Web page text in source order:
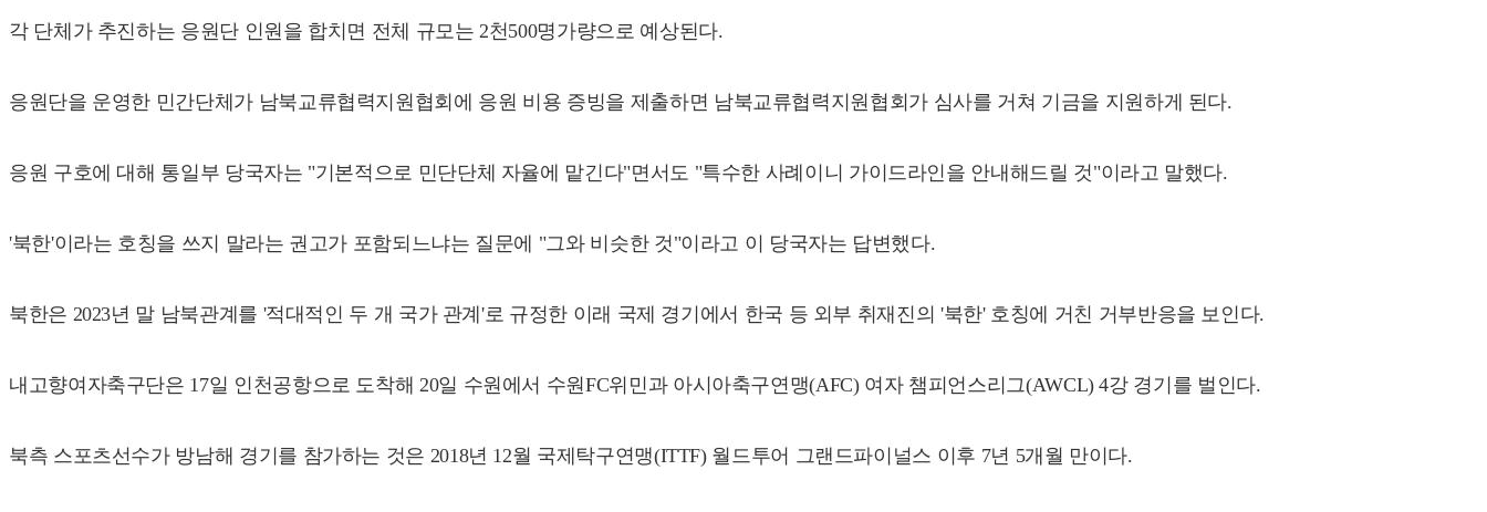
각 단체가 추진하는 응원단 인원을 합치면 전체 규모는 2천500명가량으로 예상된다.
응원단을 운영한 민간단체가 남북교류협력지원협회에 응원 비용 증빙을 제출하면 남북교류협력지원협회가 심사를 거쳐 기금을 지원하게 된다.
응원 구호에 대해 통일부 당국자는 "기본적으로 민단단체 자율에 맡긴다"면서도 "특수한 사례이니 가이드라인을 안내해드릴 것"이라고 말했다.
'북한'이라는 호칭을 쓰지 말라는 권고가 포함되느냐는 질문에 "그와 비슷한 것"이라고 이 당국자는 답변했다.
북한은 2023년 말 남북관계를 '적대적인 두 개 국가 관계'로 규정한 이래 국제 경기에서 한국 등 외부 취재진의 '북한' 호칭에 거친 거부반응을 보인다.
내고향여자축구단은 17일 인천공항으로 도착해 20일 수원에서 수원FC위민과 아시아축구연맹(AFC) 여자 챔피언스리그(AWCL) 4강 경기를 벌인다.
북측 스포츠선수가 방남해 경기를 참가하는 것은 2018년 12월 국제탁구연맹(ITTF) 월드투어 그랜드파이널스 이후 7년 5개월 만이다.